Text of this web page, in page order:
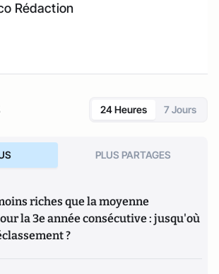
Rédaction
24 Heures 7 Jours
PLUS PARTAGES
riches que la moyenne
la 3e année consécutive : jusqu'où
?